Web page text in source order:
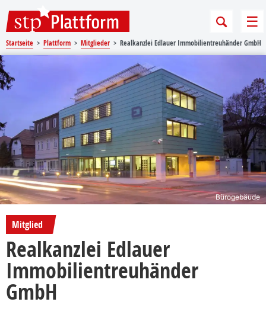
Startseite Plattform Mitglieder Realkanzlei Edlauer Immobilientreuhänder GmbH
Bürogebäude
Mitglied
Realkanzlei Edlauer
Immobilientreuhänder
GmbH